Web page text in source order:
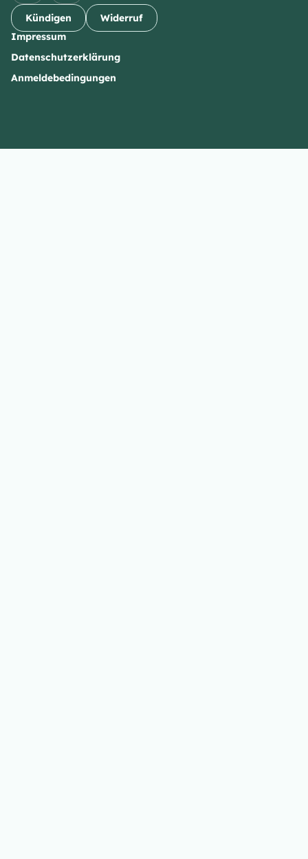
Kündigen
Widerruf
Impressum
Datenschutzerklärung
Anmeldebedingungen